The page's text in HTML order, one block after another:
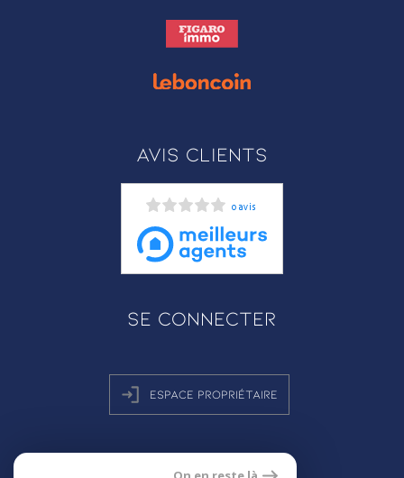
Avis clients
0 avis
Se connecter
Espace propriétaire